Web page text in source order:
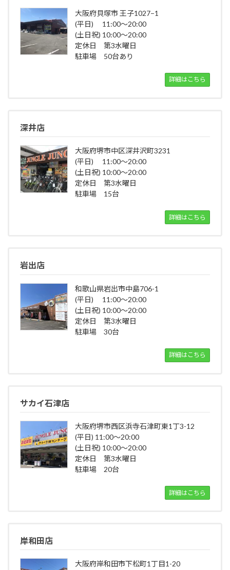
大阪府貝塚市 王子1027−1
(平日) 11:00～20:00
(土日祝) 10:00～20:00
定休日 第3水曜日
駐車場 50台あり
詳細はこちら
深井店
大阪府堺市中区深井沢町3231
(平日) 11:00～20:00
(土日祝) 10:00～20:00
定休日 第3水曜日
駐車場 15台
詳細はこちら
岩出店
和歌山県岩出市中島706-1
(平日) 11:00～20:00
(土日祝) 10:00～20:00
定休日 第3水曜日
駐車場 30台
詳細はこちら
サカイ石津店
大阪府堺市西区浜寺石津町東1丁3-12
(平日) 11:00～20:00
(土日祝) 10:00～20:00
定休日 第3水曜日
駐車場 20台
詳細はこちら
岸和田店
大阪府岸和田市下松町1丁目1-20